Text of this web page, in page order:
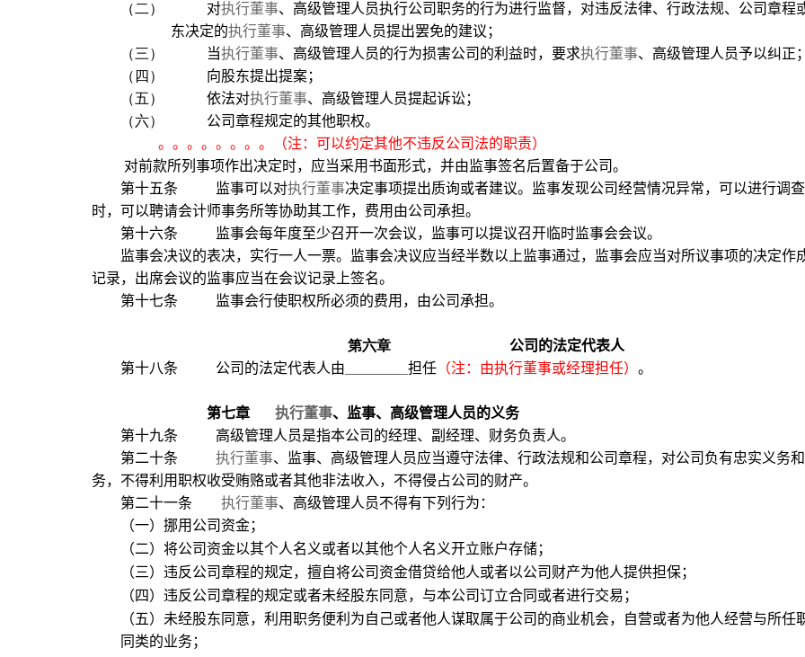
（二）
对执行董事、高级管理人员执行公司职务的行为进行监督，对违反法律、行政法规、公司章程
东决定的执行董事、高级管理人员提出罢免的建议；
（三）
当执行董事、高级管理人员的行为损害公司的利益时，要求执行董事、高级管理人员予以纠正
（四）
向股东提出提案；
（五）
依法对执行董事、高级管理人员提起诉讼；
（六）
公司章程规定的其他职权。
。。。。。。。。（注：可以约定其他不违反公司法的职责）
对前款所列事项作出决定时，应当采用书面形式，并由监事签名后置备于公司。
第十五条
监事可以对执行董事决定事项提出质询或者建议。监事发现公司经营情况异常，可以进行调
时，可以聘请会计师事务所等协助其工作，费用由公司承担。
第十六条
监事会每年度至少召开一次会议，监事可以提议召开临时监事会会议。
监事会决议的表决，实行一人一票。监事会决议应当经半数以上监事通过，监事会应当对所议事项的决定作
记录，出席会议的监事应当在会议记录上签名。
第十七条
监事会行使职权所必须的费用，由公司承担。
第六章
公司的法定代表人
第十八条
公司的法定代表人由 担任 （注：由执行董事或经理担任） 。
第七章 执行董事、监事、高级管理人员的义务
第十九条
高级管理人员是指本公司的经理、副经理、财务负责人。
第二十条
执行董事、监事、高级管理人员应当遵守法律、行政法规和公司章程，对公司负有忠实义务
务，不得利用职权收受贿赂或者其他非法收入，不得侵占公司的财产。
第二十一条
执行董事、高级管理人员不得有下列行为：
（一）挪用公司资金；
（二）将公司资金以其个人名义或者以其他个人名义开立账户存储；
（三）违反公司章程的规定，擅自将公司资金借贷给他人或者以公司财产为他人提供担保；
（四）违反公司章程的规定或者未经股东同意，与本公司订立合同或者进行交易；
（五）未经股东同意，利用职务便利为自己或者他人谋取属于公司的商业机会，自营或者为他人经营与所任
同类的业务；